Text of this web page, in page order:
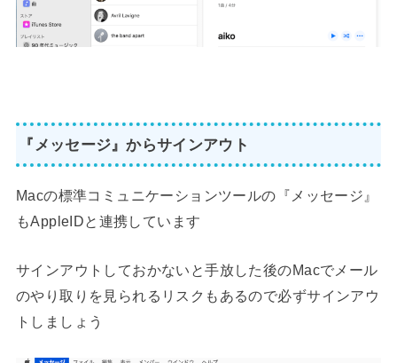
『メッセージ』からサインアウト
Macの標準コミュニケーションツールの『メッセージ』
もAppleIDと連携しています
サインアウトしておかないと手放した後のMacでメール
のやり取りを見られるリスクもあるので必ずサインアウ
トしましょう